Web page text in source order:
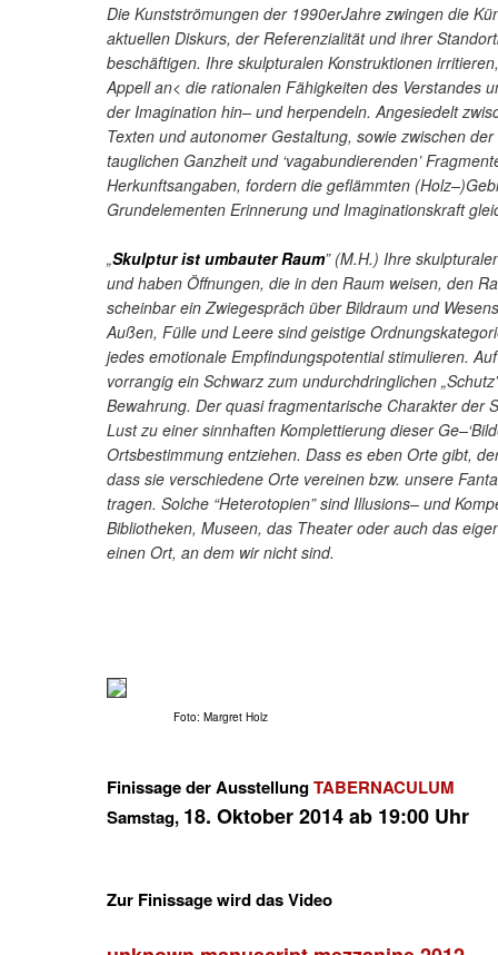
Die Kunstströmungen der 1990erJahre zwingen die
aktuellen Diskurs, der Referenzialität und ihrer
beschäftigen. Ihre skulpturalen Konstruktionen
Appell an< die rationalen Fähigkeiten des Verstandes
der Imagination hin– und herpendeln. Angesiedelt
Texten und autonomer Gestaltung, sowie zwischen
tauglichen Ganzheit und ‘vagabundierenden’
Herkunftsangaben, fordern die geflämmten
Grundelementen Erinnerung und Imaginationskraft
„Skulptur ist umbauter Raum” (M.H.) Ihre
und haben Öffnungen, die in den Raum weisen, den
scheinbar ein Zwiegespräch über Bildraum und
Außen, Fülle und Leere sind geistige
jedes emotionale Empfindungspotential stimulieren.
vorrangig ein Schwarz zum undurchdringlichen
Bewahrung. Der quasi fragmentarische Charakter der
Lust zu einer sinnhaften Komplettierung dieser
Ortsbestimmung entziehen. Dass es eben Orte gibt,
dass sie verschiedene Orte vereinen bzw. unsere
tragen. Solche “Heterotopien” sind Illusions– und
Bibliotheken, Museen, das Theater oder auch das
einen Ort, an dem wir nicht sind.
Foto: Margret Holz
Finissage der AusstellungTABERNACULUM
Samstag, 18. Oktober 2014 ab 19:00 Uhr
Zur Finissage wird das Video